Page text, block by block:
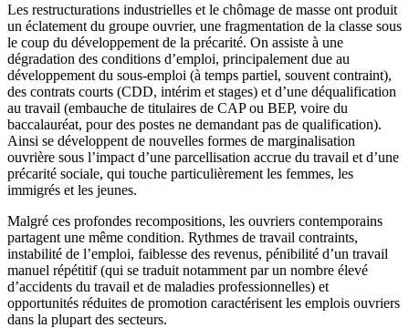
Les restructurations industrielles et le chômage de masse ont produit
un éclatement du groupe ouvrier, une fragmentation de la classe sous
le coup du développement de la précarité. On assiste à une
dégradation des conditions d’emploi, principalement due au
développement du sous-emploi (à temps partiel, souvent contraint),
des contrats courts (CDD, intérim et stages) et d’une déqualification
au travail (embauche de titulaires de CAP ou BEP, voire du
baccalauréat, pour des postes ne demandant pas de qualification).
Ainsi se développent de nouvelles formes de marginalisation
ouvrière sous l’impact d’une parcellisation accrue du travail et d’une
précarité sociale, qui touche particulièrement les femmes, les
immigrés et les jeunes.
Malgré ces profondes recompositions, les ouvriers contemporains
partagent une même condition. Rythmes de travail contraints,
instabilité de l’emploi, faiblesse des revenus, pénibilité d’un travail
manuel répétitif (qui se traduit notamment par un nombre élevé
d’accidents du travail et de maladies professionnelles) et
opportunités réduites de promotion caractérisent les emplois ouvriers
dans la plupart des secteurs.